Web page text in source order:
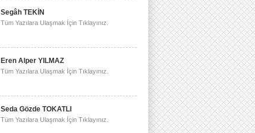
Segâh TEKİN
Tüm Yazılara Ulaşmak İçin Tıklayınız.
Eren Alper YILMAZ
Tüm Yazılara Ulaşmak İçin Tıklayınız.
Seda Gözde TOKATLI
Tüm Yazılara Ulaşmak İçin Tıklayınız.